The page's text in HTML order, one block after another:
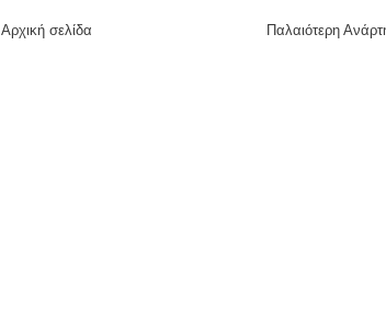
Παλαιότερη
Αρχική σελίδα